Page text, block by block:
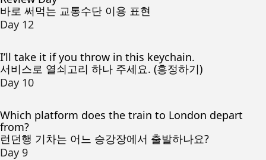
바로 써먹는 교통수단 이용 표현
Day 12
I’ll take it if you throw in this keychain.
서비스로 열쇠고리 하나 주세요. (흥정하기)
Day 10
Which platform does the train to London depart
from?
런던행 기차는 어느 승강장에서 출발하나요?
Day 9